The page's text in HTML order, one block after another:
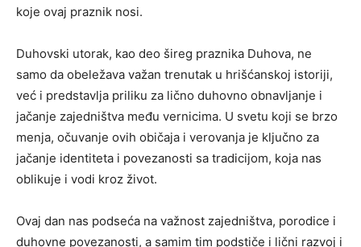
koje ovaj praznik nosi.
Duhovski utorak, kao deo šireg praznika Duhova, ne
samo da obeležava važan trenutak u hrišćanskoj istoriji,
već i predstavlja priliku za lično duhovno obnavljanje i
jačanje zajedništva među vernicima. U svetu koji se brzo
menja, očuvanje ovih običaja i verovanja je ključno za
jačanje identiteta i povezanosti sa tradicijom, koja nas
oblikuje i vodi kroz život.
Ovaj dan nas podseća na važnost zajedništva, porodice i
duhovne povezanosti, a samim tim podstiče i lični razvoj i